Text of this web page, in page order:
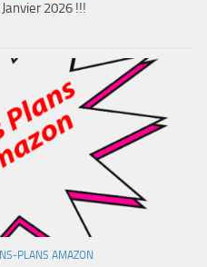
2026 !!!
PLANS AMAZON